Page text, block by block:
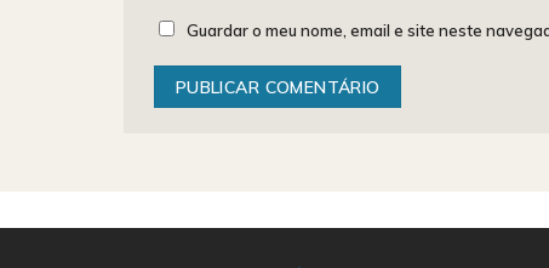
Guardar o meu nome, email e site neste